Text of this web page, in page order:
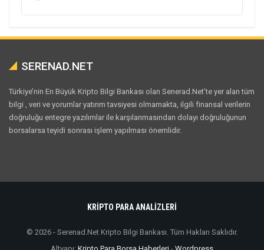
SERENAD.NET
Türkiye’nin En Büyük Kripto Bilgi Bankası olan Senerad.Net’te yer alan tüm
bilgi , veri ve yorumlar yatırım tavsiyesi olmamakta, ilgili finansal verilerin
doğruluğu entegre yazılımlar ile karşılanmasından dolayı doğruluğunun
borsalarsa teyidi sonrası işlem yapılması önemlidir.
KRİPTO PARA ANALİZLERİ
© 2026 - Serenad.Net Kripto Bilgi Bankası. Tüm Hakları Saklıdır.